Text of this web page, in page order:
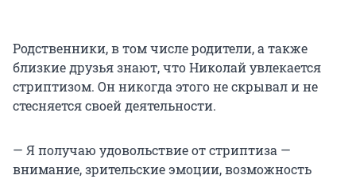
Родственники, в том числе родители, а также
близкие друзья знают, что Николай увлекается
стриптизом. Он никогда этого не скрывал и не
стесняется своей деятельности.
— Я получаю удовольствие от стриптиза —
внимание, зрительские эмоции, возможность